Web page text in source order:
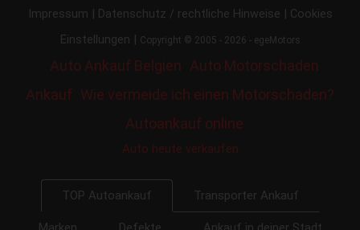
Impressum | Datenschutz / rechtliche Hinweise | Cookies
Einstellungen | Copyright © 2005 - 2026 - egeMotors
Auto Ankauf Belgien
Auto Motorschaden
Ankauf Wie vermeide ich einen Motorschaden?
Autoankauf online
Auto heute verkaufen
TOP Autoankauf Transporter Ankauf